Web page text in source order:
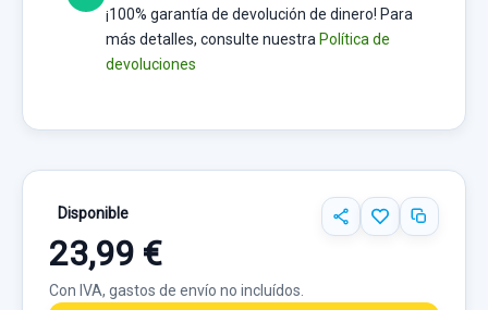
¡100% garantía de devolución de dinero! Para
más detalles, consulte nuestra Política de
devoluciones
Disponible
23,99 €
Con IVA, gastos de envío no incluídos.